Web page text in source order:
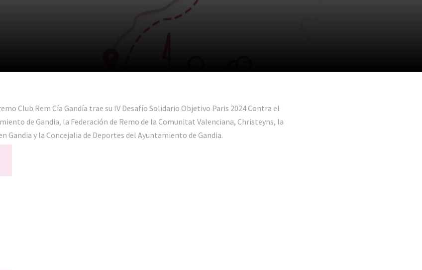
Club Rem Cía Gandía trae su IV Desafío Solidario Objetivo Paris 2024 Contra el
de Gandia, la Federación de Remo de la Comunitat Valenciana, Christeyns, la
Gandia y la Concejalia de Deportes del Ayuntamiento de Gandia.